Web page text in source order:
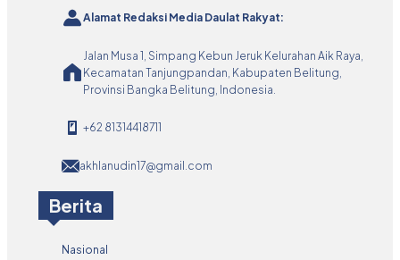
Alamat Redaksi Media Daulat Rakyat:
Jalan Musa 1, Simpang Kebun Jeruk Kelurahan Aik Raya,
Kecamatan Tanjungpandan, Kabupaten Belitung,
Provinsi Bangka Belitung, Indonesia.
+62 81314418711
akhlanudin17@gmail.com
Berita
Nasional